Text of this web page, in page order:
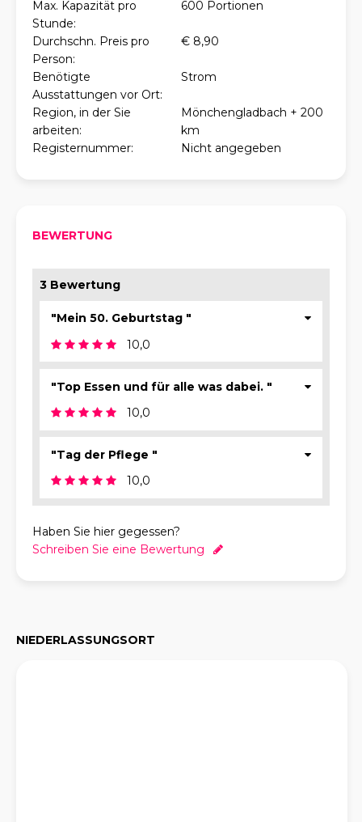
Max. Kapazität pro
Stunde:
600 Portionen
Durchschn. Preis pro
Person:
€ 8,90
Benötigte
Ausstattungen vor Ort:
Strom
Region, in der Sie
arbeiten:
Mönchengladbach + 200
km
Registernummer:
Nicht angegeben
BEWERTUNG
3 Bewertung
"Mein 50. Geburtstag "
10,0
"Top Essen und für alle was dabei. "
10,0
"Tag der Pflege "
10,0
Haben Sie hier gegessen?
Schreiben Sie eine Bewertung
NIEDERLASSUNGSORT